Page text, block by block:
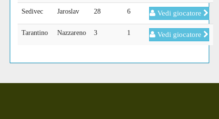
Sedivec Jaroslav 28 6 Vedi giocatore
Tarantino Nazzareno 3 1 Vedi giocatore